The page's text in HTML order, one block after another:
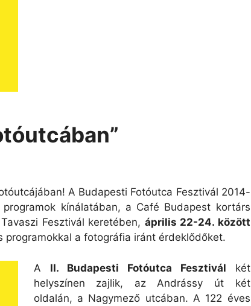
A Budapesti Fotóutca Fesztivál 2014-
kínálatában, a Café Budapest kortárs
Fesztivál keretében, április 22-24. között
a fotográfia iránt érdeklődőket.
A II. Budapesti Fotóutca Fesztivál két
helyszínen zajlik, az Andrássy út két
oldalán, a Nagymező utcában. A 122 éves